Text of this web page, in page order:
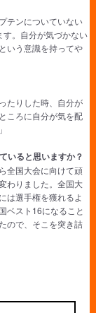
テンについていない
。自分が気づかない
いう意識を持ってや
たりした時、自分が
ころに自分が気を配
いると思いますか？
全国大会に向けて頑
わりました。全国大
は選手権を獲れるよ
ベスト16になること
ので、そこを突き詰